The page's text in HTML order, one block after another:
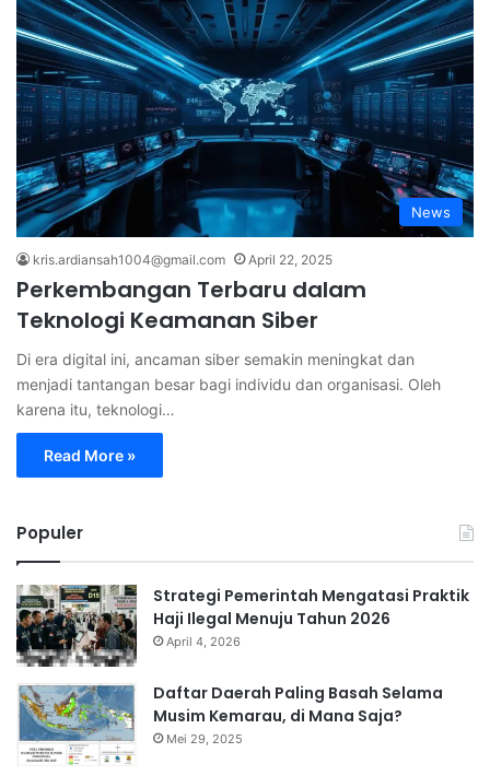
News
kris.ardiansah1004@gmail.com April 22, 2025
Perkembangan Terbaru dalam
Teknologi Keamanan Siber
Di era digital ini, ancaman siber semakin meningkat dan
menjadi tantangan besar bagi individu dan organisasi. Oleh
karena itu, teknologi…
Read More »
Populer
Strategi Pemerintah Mengatasi Praktik
Haji Ilegal Menuju Tahun 2026
April 4, 2026
Daftar Daerah Paling Basah Selama
Musim Kemarau, di Mana Saja?
Mei 29, 2025